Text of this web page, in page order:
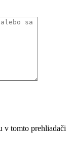
v tomto prehliadači